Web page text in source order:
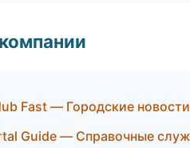
Fast — Городские
Guide — Справочные